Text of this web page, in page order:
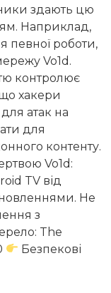
здають цю
Наприклад,
певної роботи,
Vo1d.
контролює
хакери
атак на
для
контенту.
Vo1d:
TV від
Не
з
The
Безпекові